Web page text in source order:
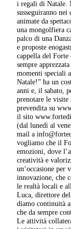
i regali di Natale.
susseguiranno
animate da
una mongolfiera
palco di una
e proposte
cappella del Forte
sempre
momenti speciali
Natale!” ha un
anni e, il sabato,
prenotare le
prevendita su
il sito
(dal lunedì al
mail a
vogliamo che il
emozioni, dove
creatività e
un’occasione per
innovazione, che
le realtà locali e
Luca, direttore
diamo continuità
che da sempre
Le attività